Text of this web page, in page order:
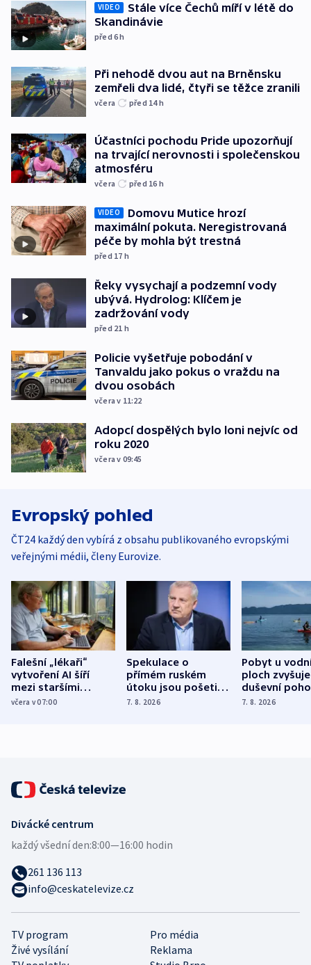
VIDEO
Stále více Čechů míří v létě do
Skandinávie
před 6h
Při nehodě dvou aut na Brněnsku
zemřeli dva lidé, čtyři se těžce zranili
včera před 14h
Účastníci pochodu Pride upozorňují
na trvající nerovnosti i společenskou
atmosféru
včera před 16 h
VIDEO
Domovu Mutice hrozí
maximální pokuta. Neregistrovaná
péče by mohla být trestná
před 17 h
Řeky vysychají a podzemní vody
ubývá. Hydrolog: Klíčem je
zadržování vody
před 21 h
Policie vyšetřuje pobodání v
Tanvaldu jako pokus o vraždu na
dvou osobách
včera v 11:22
Adopcí dospělých bylo loni nejvíc od
roku 2020
včera v 09:45
Evropský pohled
ČT24 každý den vybírá z obsahu publikovaného evropskými
veřejnými médii, členy Eurovize.
Falešní „lékaři“
vytvoření AI šíří
mezi staršími
Poláky nebezpečné
včera v 07:00
Spekulace o
přímém ruském
útoku jsou pošetilé,
míní estonský
7. 8. 2026
Pobyt u
ploch zvyšuje
duševní
ukázala
7. 8. 2026
TV program
Pro média
Živé vysílání
Reklama
Divácké centrum
každý všední den:8:00—16:00 hodin
261 136 113
info@ceskatelevize.cz